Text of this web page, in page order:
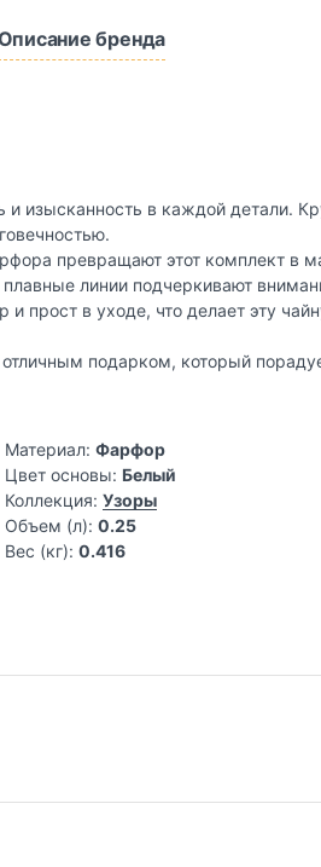
бренда
и изысканность в каждой
превращают этот комплект в
линии подчеркивают
и прост в уходе, что делает эту
подарком, который
Материал: Фарфор
Цвет основы: Белый
Коллекция: Узоры
Объем (л): 0.25
Вес (кг): 0.416
интерьера, предлагающий